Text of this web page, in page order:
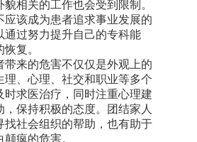
应该成为患者追求事业发展的
通过努力提升自己的专科能
复。
来的危害不仅仅是外观上的
理、心理、社交和职业等多个
时求医治疗，同时注重心理建
保持积极的态度。团结家人
找社会组织的帮助，也有助于
疯的危害。